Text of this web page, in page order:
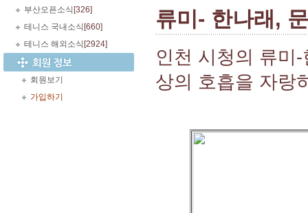
부산오픈소식 [326]
테니스 국내소식 [660]
테니스 해외소식 [2924]
회원보기
가입하기
류미- 한나래,
인천 시청의 류미
상의 호흡을 자랑